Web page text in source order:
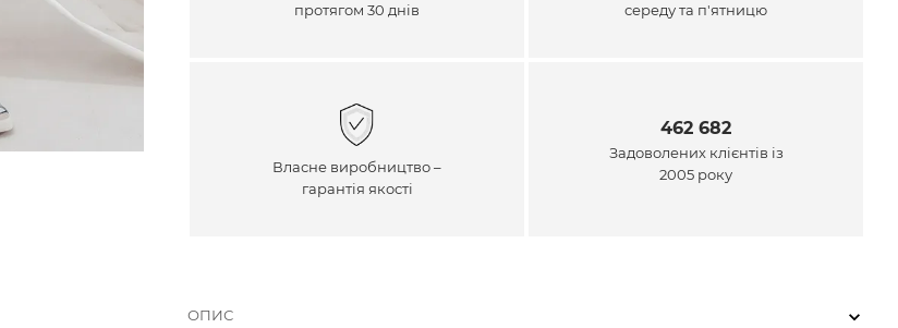
протягом 30 днів
середу та п'ятницю
Власне виробництво –
гарантія якості
462 682
Задоволених клієнтів із
2005 року
ОПИС